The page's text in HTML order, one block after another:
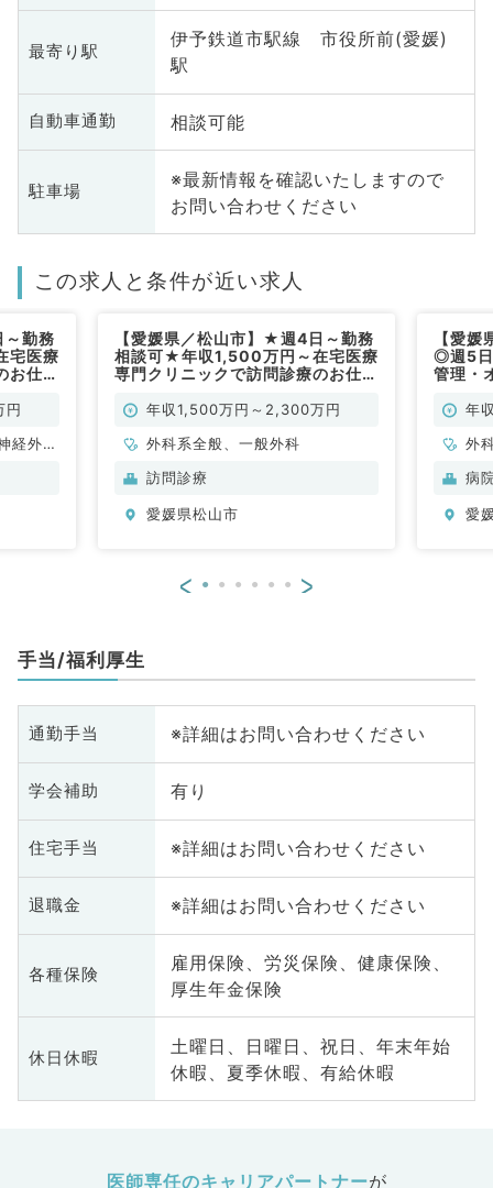
最寄り駅
伊予鉄道市駅線 市役所前(愛媛)
駅
自動車通勤 相談可能
駐車場
※最新情報を確認いたしますので
お問い合わせください
この求人と条件が近い求人
勤務
宅医療
お仕事
円
経外
【愛媛県／松山市】★週4日～勤務
相談可★年収1,500万円～在宅医療
専門クリニックで訪問診療のお仕事
年収1,500万円～2,300万円
外科系全般、一般外科
訪問診療
愛媛県松山市
【愛
◎週5
管理・
年
外
病
愛
< >
手当/福利厚生
通勤手当 ※詳細はお問い合わせください
学会補助 有り
住宅手当 ※詳細はお問い合わせください
退職金 ※詳細はお問い合わせください
各種保険
雇用保険、労災保険、健康保険、
厚生年金保険
休日休暇
土曜日、日曜日、祝日、年末年始
休暇、夏季休暇、有給休暇
医師専任のキャリアパートナーが